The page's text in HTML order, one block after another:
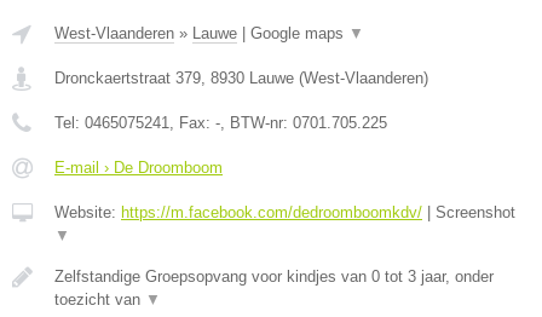
West-Vlaanderen » Lauwe Google maps ▼
Dronckaertstraat 379, 8930 Lauwe (West-Vlaanderen)
Tel: 0465075241, Fax: -, BTW-nr: 0701.705.225
E-mail › De Droomboom
Website: https://m.facebook.com/dedroomboomkdv/
Screenshot
▼
Zelfstandige Groepsopvang voor kindjes van 0 tot 3 jaar, onder
toezicht van ▼